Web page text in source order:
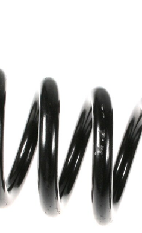
kg
s
mm
mm